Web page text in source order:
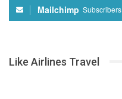
Mailchimp Subscribers
Like Airlines Travel